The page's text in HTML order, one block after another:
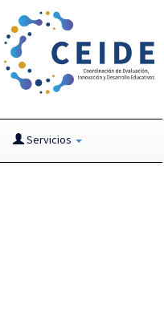
Servicios